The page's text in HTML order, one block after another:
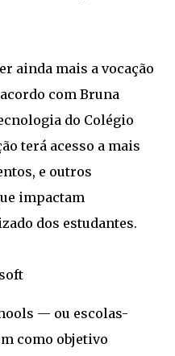
ainda mais a vocação
com Bruna
do Colégio
terá acesso a mais
e outros
impactam
dos estudantes.
— ou escolas-
como objetivo